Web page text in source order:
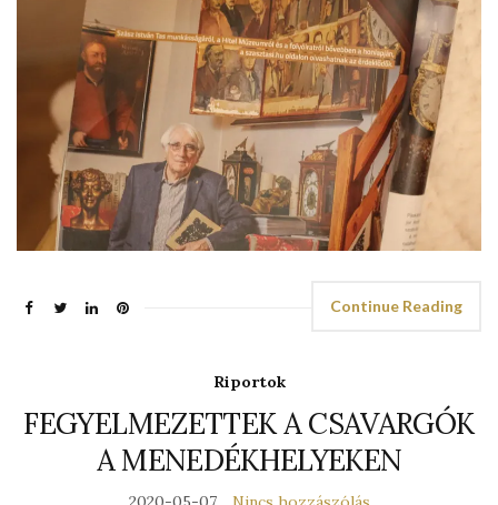
Continue Reading
Riportok
FEGYELMEZETTEK A CSAVARGÓK
A MENEDÉKHELYEKEN